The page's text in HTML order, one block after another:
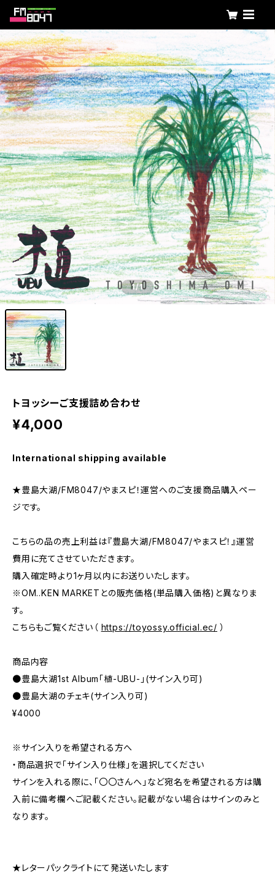
1/1
トヨッシーご支援詰め合わせ
¥4,000
International shipping available
★豊島大湖/FM8047/やまスピ！運営へのご支援商品購入ペー
ジです。
こちらの品の売上利益は『豊島大湖/FM8047/やまスピ！』運営
費用に充てさせていただきます。
購入確定時より1ヶ月以内にお送りいたします。
※OM..KEN MARKETとの販売価格(単品購入価格)と異なりま
す。
こちらもご覧ください（ https://toyossy.official.ec/ ）
商品内容
●豊島大湖1st Album「植-UBU-」(サイン入り可)
●豊島大湖のチェキ(サイン入り可)
¥4000
※サイン入りを希望される方へ
・商品選択で「サイン入り仕様」を選択してください
サインを入れる際に、「〇〇さんへ」など宛名を希望される方は購
入前に備考欄へご記載ください。記載がない場合はサインのみと
なります。
★レターパックライトにて発送いたします